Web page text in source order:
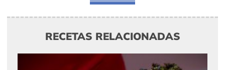
RECETAS RELACIONADAS